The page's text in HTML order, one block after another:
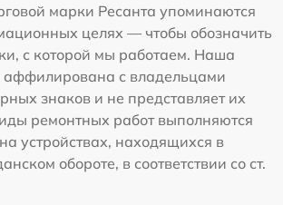
марки Ресанта упоминаются
целях — чтобы обозначить
с которой мы работаем. Наша
аффилирована с владельцами
знаков и не представляет их
ремонтных работ выполняются
устройствах, находящихся в
обороте, в соответствии со ст.